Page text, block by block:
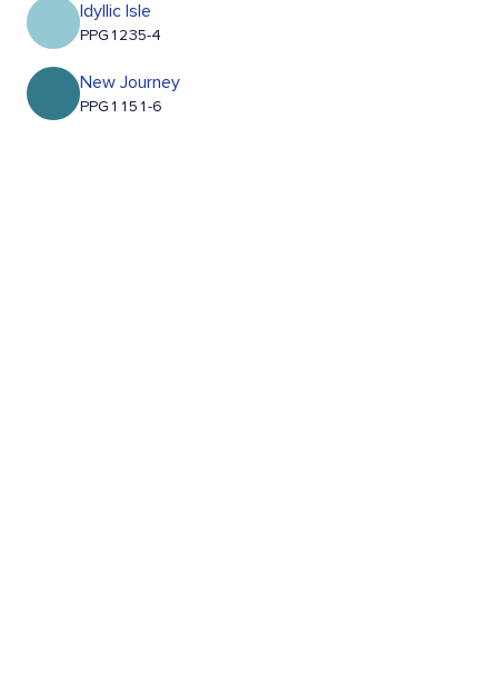
Idyllic Isle
PPG1235-4
New Journey
PPG1151-6